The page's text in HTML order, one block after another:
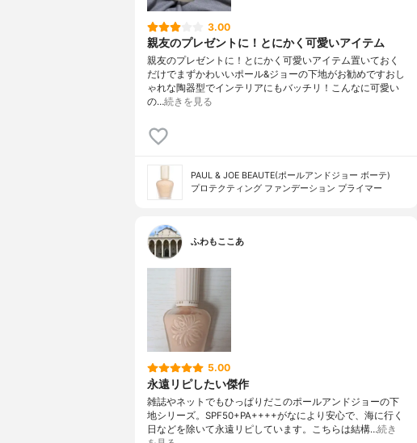
3.00
親友のプレゼントに！とにかく可愛いアイテム
親友のプレゼントに！とにかく可愛いアイテム置いておく
だけでまずかわいいポール&ジョーの下地がお勧めですおし
ゃれな陶器型でインテリアにもバッチリ！こんなに可愛い
の…続きを見る
PAUL & JOE BEAUTE(ポールアンドジョー ボーテ)
プロテクティング ファンデーション プライマー
ふわもここあ
5.00
永遠リピしたい傑作
雑誌やネットでもひっぱりだこのポールアンドジョーの下
地シリーズ。SPF50+PA++++がなにより安心で、海に行く
日などを除いて永遠リピしています。こちらは結構…続き